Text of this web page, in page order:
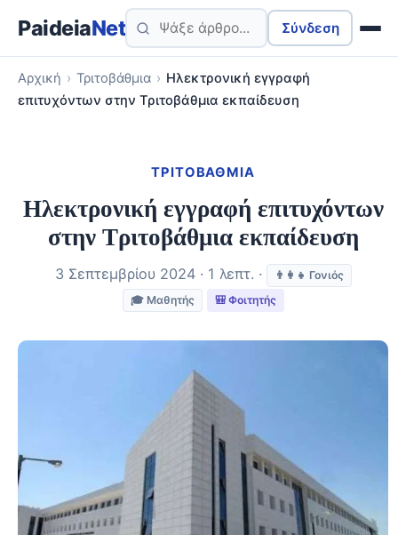
PaideiaNet Σύνδεση
Αρχική › Τριτοβάθμια › Ηλεκτρονική εγγραφή
επιτυχόντων στην Τριτοβάθμια εκπαίδευση
ΤΡΙΤΟΒΆΘΜΙΑ
Ηλεκτρονική εγγραφή επιτυχόντων
στην Τριτοβάθμια εκπαίδευση
3 Σεπτεμβρίου 2024 · 1 λεπτ. ·
👨‍👩‍👧 Γονιός
🎓 Μαθητής
🎒 Φοιτητής